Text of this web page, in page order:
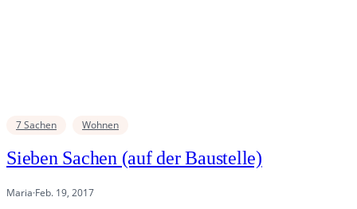
7 Sachen Wohnen
Sieben Sachen (auf der Baustelle)
Maria·Feb. 19, 2017